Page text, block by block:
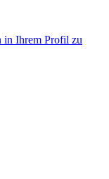
in Ihrem Profil zu